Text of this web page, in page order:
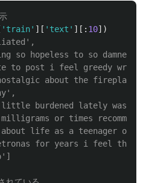
' train' ][ ' text ' ][: 10])
hopeless to so damned
to post i feel greedy
about the
burdened lately wasnt
or times
life as a teenager or
for years i feel that